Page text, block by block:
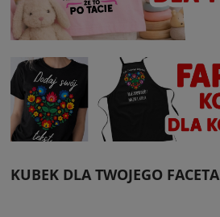
KUBEK DLA TWOJEGO FACETA